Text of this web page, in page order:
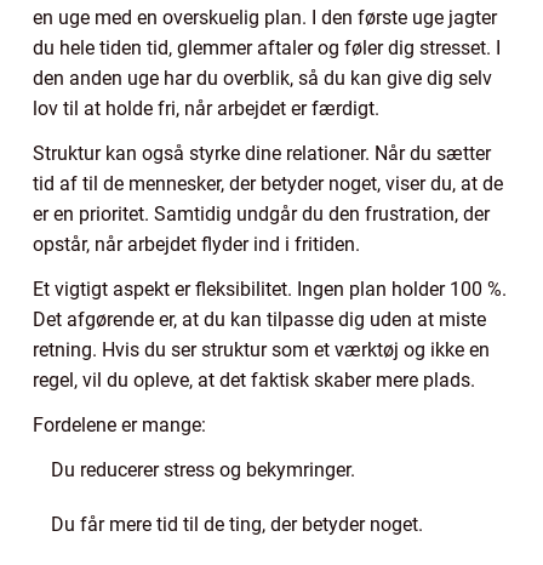
en uge med en overskuelig plan. I den første uge jagter
du hele tiden tid, glemmer aftaler og føler dig stresset. I
den anden uge har du overblik, så du kan give dig selv
lov til at holde fri, når arbejdet er færdigt.
Struktur kan også styrke dine relationer. Når du sætter
tid af til de mennesker, der betyder noget, viser du, at de
er en prioritet. Samtidig undgår du den frustration, der
opstår, når arbejdet flyder ind i fritiden.
Et vigtigt aspekt er fleksibilitet. Ingen plan holder 100 %.
Det afgørende er, at du kan tilpasse dig uden at miste
retning. Hvis du ser struktur som et værktøj og ikke en
regel, vil du opleve, at det faktisk skaber mere plads.
Fordelene er mange:
Du reducerer stress og bekymringer.
Du får mere tid til de ting, der betyder noget.